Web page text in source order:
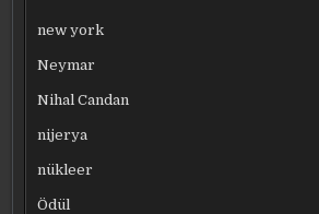
new york
Neymar
Nihal Candan
nijerya
nükleer
Ödül